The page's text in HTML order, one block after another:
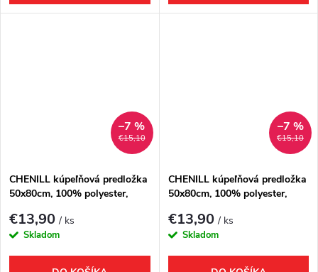
€15,10
–7 %
CHENILL kúpeľňová predložka
50x80cm, 100% polyester,
€13,90/ ks
Skladom
€15,10
–7 %
CHENILL kúpeľňová predložka
50x80cm, 100% polyester,
€13,90/ ks
Skladom